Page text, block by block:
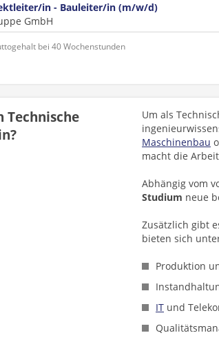
in - Bauleiter/in (m/w/d)
GmbH
bei 40 Wochenstunden
Technische
Um als
Maschinenbau
macht die
Abhängig vom
Studium neue
Zusätzlich gibt
bieten sich
Produktion
IT und